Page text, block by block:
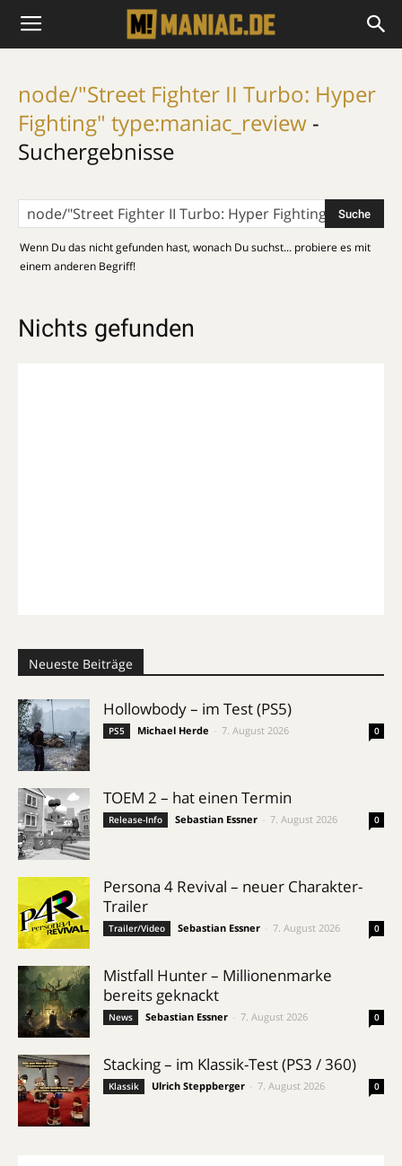
node/"Street Fighter II Turbo: Hyper
Fighting" type:maniac_review -
Suchergebnisse
Wenn Du das nicht gefunden hast, wonach Du suchst... probiere es mit
einem anderen Begriff!
Nichts gefunden
Neueste Beiträge
Hollowbody – im Test (PS5)
PS5 Michael Herde 7. August 2026 0
TOEM 2 – hat einen Termin
Release-Info Sebastian Essner 7. August 2026 0
Persona 4 Revival – neuer Charakter-
Trailer
Trailer/Video Sebastian Essner 7. August 2026 0
Mistfall Hunter – Millionenmarke
bereits geknackt
News Sebastian Essner 7. August 2026 0
Stacking – im Klassik-Test (PS3 / 360)
Klassik Ulrich Steppberger 7. August 2026 0